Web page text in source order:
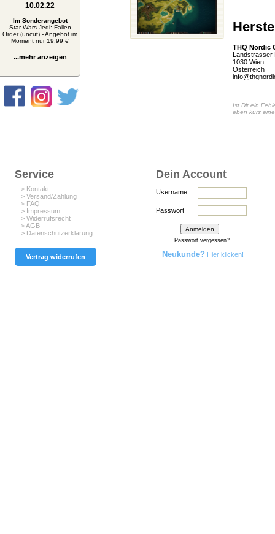
10.02.22
Im Sonderangebot
Star Wars Jedi: Fallen
Order (uncut) - Angebot im
Moment nur 19,99 €
...mehr anzeigen
THQ Nordic
Landstrasser
1030 Wien
Österreich
Ist Dir ein
eben kurz
Service
> Kontakt
> Versand/Zahlung
> FAQ
> Impressum
> Widerrufsrecht
> AGB
> Datenschutzerklärung
Vertrag widerrufen
Dein Account
Username
Passwort
Passwort vergessen?
Neukunde? Hier klicken!